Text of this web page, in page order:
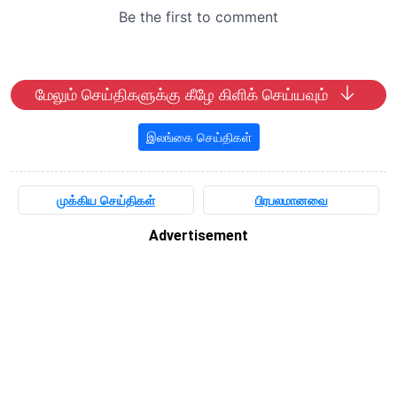
மேலும் செய்திகளுக்கு கீழே கிளிக் செய்யவும்
இலங்கை செய்திகள்
முக்கிய செய்திகள் பிரபலமானவை
Advertisement